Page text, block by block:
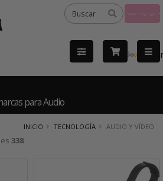
by
para Audio
INICIO TECNOLOGÍA AUDIO Y VÍDEO
338